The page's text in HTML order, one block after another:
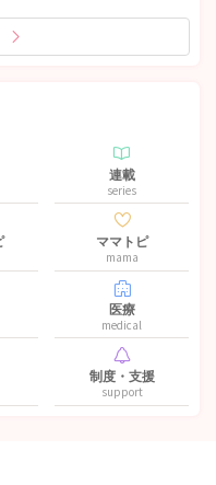
連載
series
ママトピ
mama
医療
medical
制度・支援
support